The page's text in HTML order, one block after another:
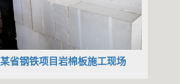
某省钢铁项目岩棉板施工现场